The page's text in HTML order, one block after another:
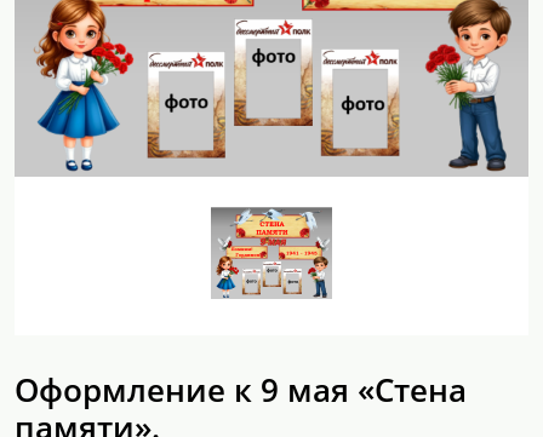
Оформление к 9 мая «Стена
памяти».